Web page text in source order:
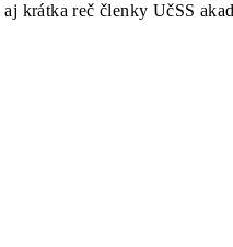
krátka reč členky UčSS